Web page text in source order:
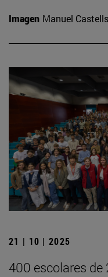
Imagen Manuel Castells
21 | 10 | 2025
400 escolares de